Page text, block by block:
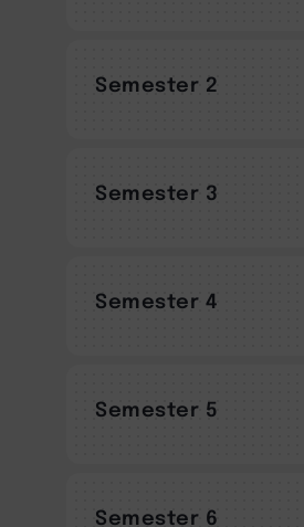
Semester 2
Semester 3
Semester 4
Semester 5
Semester 6